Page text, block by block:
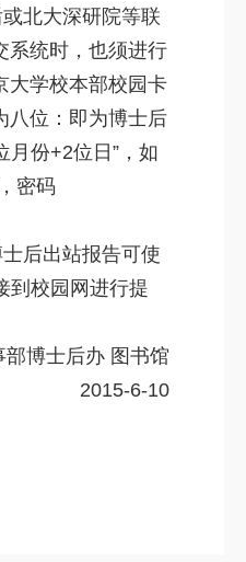
北大深研院等联
系统时，也须进行
大学校本部校园卡
八位：即为博士后
月份+2位日”，如
密码
后出站报告可使
到校园网进行提
部博士后办 图书馆
2015-6-10